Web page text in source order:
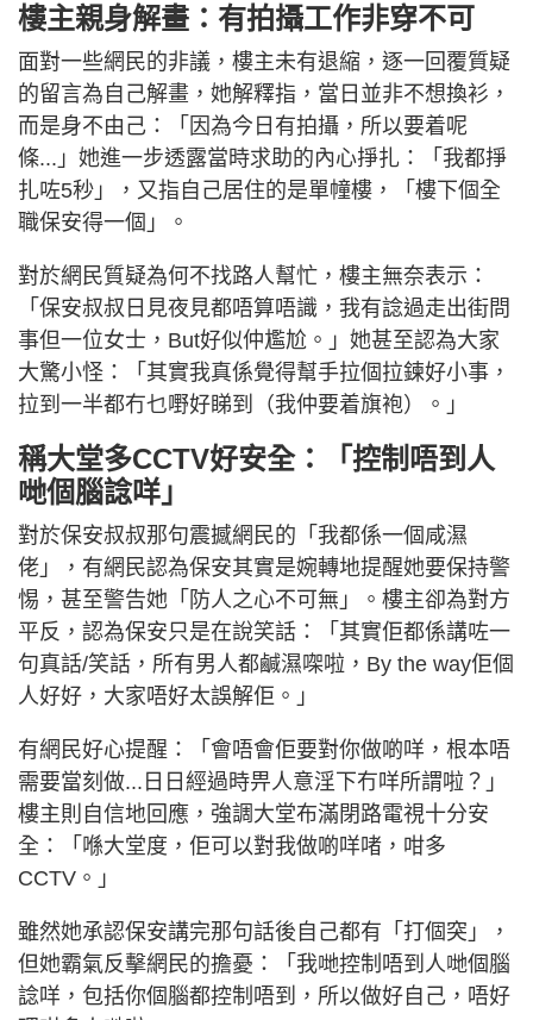
樓主親身解畫：有拍攝工作非穿不可
面對一些網民的非議，樓主未有退縮，逐一回覆質疑
的留言為自己解畫，她解釋指，當日並非不想換衫，
而是身不由己：「因為今日有拍攝，所以要着呢
條...」她進一步透露當時求助的內心掙扎：「我都掙
扎咗5秒」，又指自己居住的是單幢樓，「樓下個全
職保安得一個」。
對於網民質疑為何不找路人幫忙，樓主無奈表示：
「保安叔叔日見夜見都唔算唔識，我有諗過走出街問
事但一位女士，But好似仲尷尬。」她甚至認為大家
大驚小怪：「其實我真係覺得幫手拉個拉鍊好小事，
拉到一半都冇乜嘢好睇到（我仲要着旗袍）。」
稱大堂多CCTV好安全：「控制唔到人
哋個腦諗咩」
對於保安叔叔那句震撼網民的「我都係一個咸濕
佬」，有網民認為保安其實是婉轉地提醒她要保持警
惕，甚至警告她「防人之心不可無」。樓主卻為對方
平反，認為保安只是在說笑話：「其實佢都係講咗一
句真話/笑話，所有男人都鹹濕㗎啦，By the way佢個
人好好，大家唔好太誤解佢。」
有網民好心提醒：「會唔會佢要對你做啲咩，根本唔
需要當刻做...日日經過時畀人意淫下冇咩所謂啦？」
樓主則自信地回應，強調大堂布滿閉路電視十分安
全：「喺大堂度，佢可以對我做啲咩啫，咁多
CCTV。」
雖然她承認保安講完那句話後自己都有「打個突」，
但她霸氣反擊網民的擔憂：「我哋控制唔到人哋個腦
諗咩，包括你個腦都控制唔到，所以做好自己，唔好